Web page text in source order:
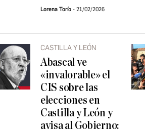
Lorena Torío 21/02/2026
CASTILLA Y LEÓN
Abascal ve
«invalorable» el
CIS sobre las
elecciones en
Castilla y León y
avisa al Gobierno: